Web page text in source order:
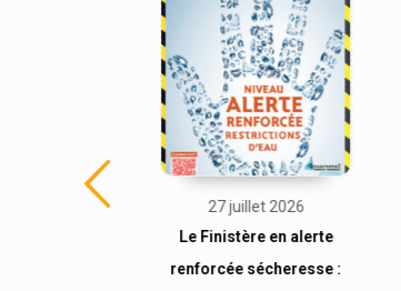
27 juillet 2026
Le Finistère en alerte
renforcée sécheresse :